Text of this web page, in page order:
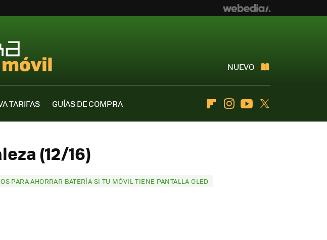
NUEVO
TARIFAS
GUÍAS DE COMPRA
FlipboardInstagramYoutube
(12/16)
PARA AHORRAR BATERÍA SI TU MÓVIL TIENE PANTALLA OLED